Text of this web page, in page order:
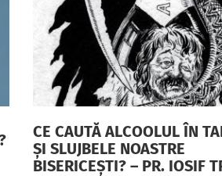
CE CAUTĂ ALCOOLUL ÎN
ŞI SLUJBELE NOASTRE
BISERICEŞTI? – PR. IOSIF